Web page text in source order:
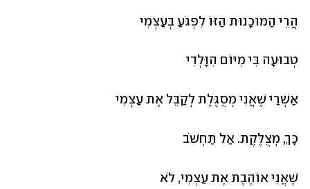
הֲרֵי הַמּוּכָנוּת הַזּוֹ לִפְגֹּעַ בְּעַצְמִי
טְבוּעָה בִּי מִיּוֹם הִוָּלְדִי
אַשְׁרַי שֶׁאֲנִי מְסֻגֶּלֶת לְקַבֵּל אֶת עַצְמִי
כָּךְ, מְצֻלֶּקֶת. אַל תַּחְשֹׁב
שֶׁאֲנִי אוֹהֶבֶת אֶת עַצְמִי, לֹא